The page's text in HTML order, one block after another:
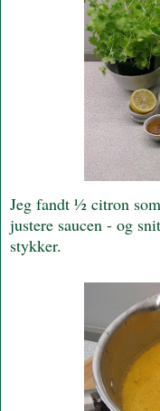
Jeg fandt ½ citron
justere saucen - og
stykker.